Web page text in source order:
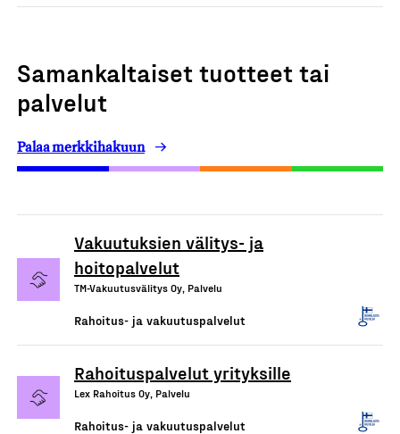
Samankaltaiset tuotteet tai
palvelut
Palaa merkkihakuun
Vakuutuksien välitys- ja
hoitopalvelut
TM-Vakuutusvälitys Oy, Palvelu
Rahoitus- ja vakuutuspalvelut
Rahoituspalvelut yrityksille
Lex Rahoitus Oy, Palvelu
Rahoitus- ja vakuutuspalvelut